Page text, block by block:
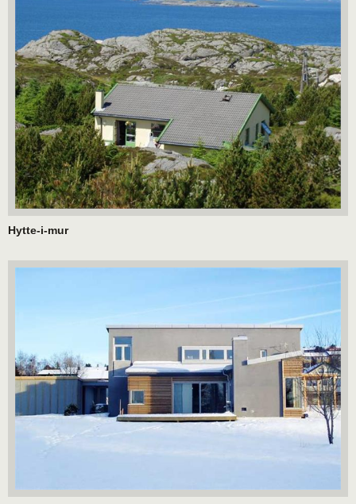
Hytte-i-mur